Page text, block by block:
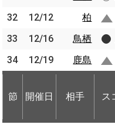
32
12/12 柏
33
12/16 鳥栖
34
12/19 鹿島
節 開催日 相手 ス
32
12/12
柏
33
12/16
鳥栖
34
12/19 鹿島
節 開催日 相手